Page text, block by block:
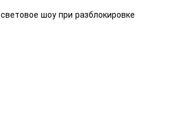
световое шоу при разблокировке